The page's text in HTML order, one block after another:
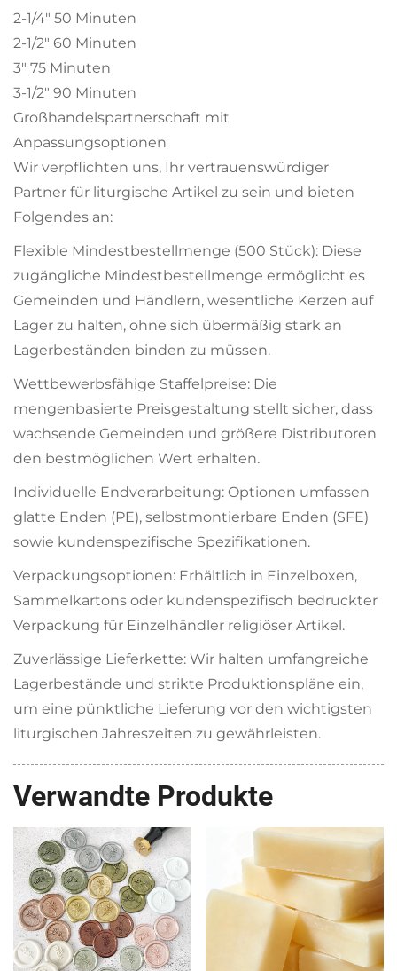
2-1/4" 50 Minuten
2-1/2" 60 Minuten
3" 75 Minuten
3-1/2" 90 Minuten
Großhandelspartnerschaft mit
Anpassungsoptionen
Wir verpflichten uns, Ihr vertrauenswürdiger
Partner für liturgische Artikel zu sein und bieten
Folgendes an:
Flexible Mindestbestellmenge (500 Stück): Diese
zugängliche Mindestbestellmenge ermöglicht es
Gemeinden und Händlern, wesentliche Kerzen auf
Lager zu halten, ohne sich übermäßig stark an
Lagerbeständen binden zu müssen.
Wettbewerbsfähige Staffelpreise: Die
mengenbasierte Preisgestaltung stellt sicher, dass
wachsende Gemeinden und größere Distributoren
den bestmöglichen Wert erhalten.
Individuelle Endverarbeitung: Optionen umfassen
glatte Enden (PE), selbstmontierbare Enden (SFE)
sowie kundenspezifische Spezifikationen.
Verpackungsoptionen: Erhältlich in Einzelboxen,
Sammelkartons oder kundenspezifisch bedruckter
Verpackung für Einzelhändler religiöser Artikel.
Zuverlässige Lieferkette: Wir halten umfangreiche
Lagerbestände und strikte Produktionspläne ein,
um eine pünktliche Lieferung vor den wichtigsten
liturgischen Jahreszeiten zu gewährleisten.
Verwandte Produkte